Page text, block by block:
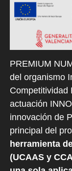
PREMIUM
del organismo
Competitividad
actuación
innovación de
principal del
herramienta
(UCAAS y